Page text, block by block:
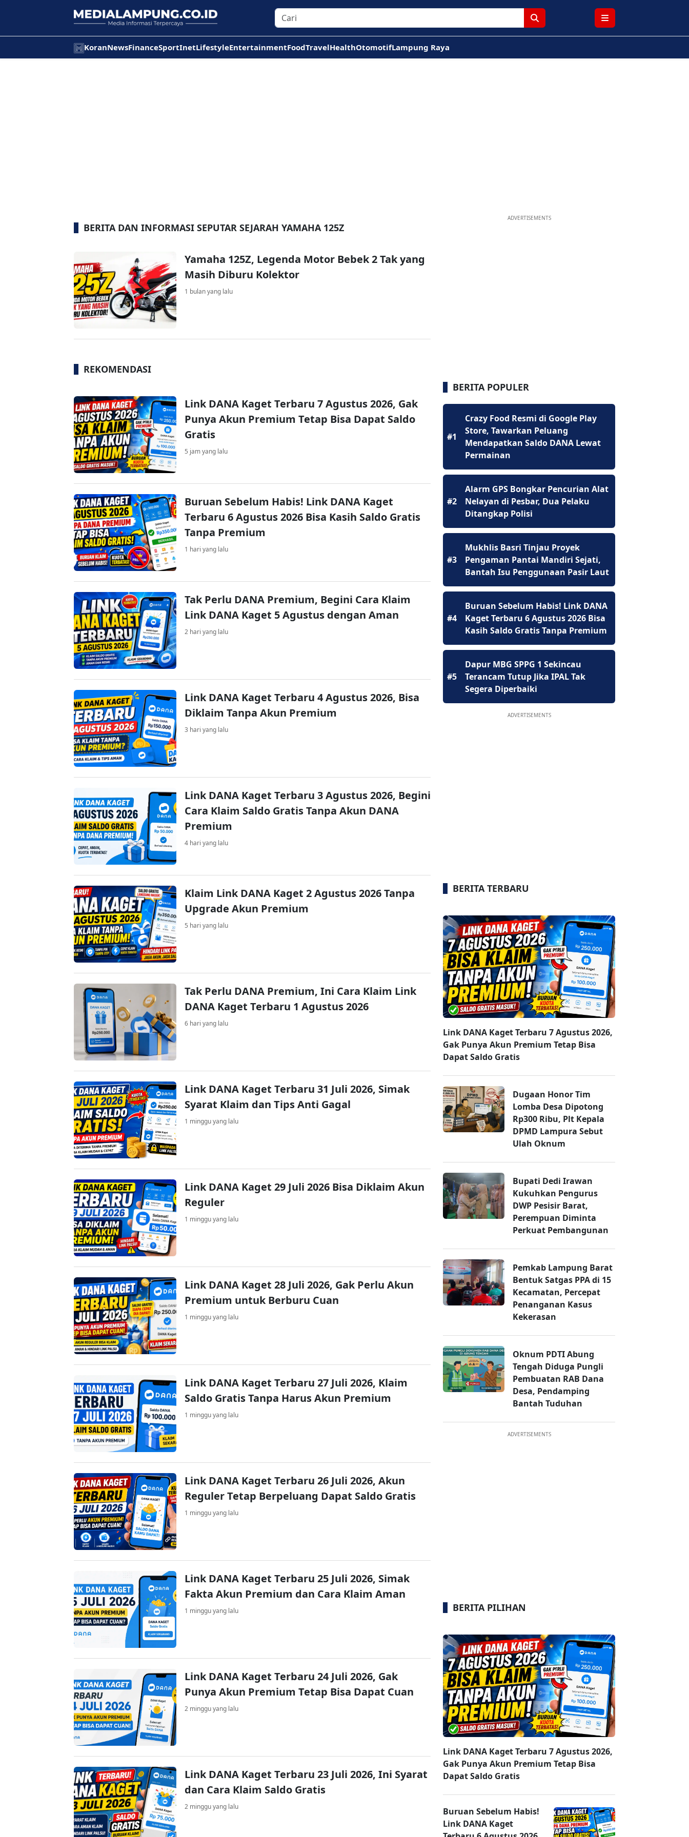
KoranNewsFinanceSportInetLifestyleEntertainmentFoodTravelHealthOtomotifLampung Raya
BERITA DAN INFORMASI SEPUTAR SEJARAH YAMAHA 125Z
Yamaha 125Z, Legenda Motor Bebek 2 Tak yang
Masih Diburu Kolektor
1 bulan yang lalu
REKOMENDASI
Link DANA Kaget Terbaru 7 Agustus 2026, Gak
Punya Akun Premium Tetap Bisa Dapat Saldo
Gratis
5 jam yang lalu
Buruan Sebelum Habis! Link DANA Kaget
Terbaru 6 Agustus 2026 Bisa Kasih Saldo Gratis
Tanpa Premium
1 hari yang lalu
Tak Perlu DANA Premium, Begini Cara Klaim
Link DANA Kaget 5 Agustus dengan Aman
2 hari yang lalu
Link DANA Kaget Terbaru 4 Agustus 2026, Bisa
Diklaim Tanpa Akun Premium
3 hari yang lalu
Link DANA Kaget Terbaru 3 Agustus 2026, Begini
Cara Klaim Saldo Gratis Tanpa Akun DANA
Premium
4 hari yang lalu
Klaim Link DANA Kaget 2 Agustus 2026 Tanpa
Upgrade Akun Premium
5 hari yang lalu
Tak Perlu DANA Premium, Ini Cara Klaim Link
DANA Kaget Terbaru 1 Agustus 2026
6 hari yang lalu
Link DANA Kaget Terbaru 31 Juli 2026, Simak
Syarat Klaim dan Tips Anti Gagal
1 minggu yang lalu
Link DANA Kaget 29 Juli 2026 Bisa Diklaim Akun
Reguler
1 minggu yang lalu
Link DANA Kaget 28 Juli 2026, Gak Perlu Akun
Premium untuk Berburu Cuan
1 minggu yang lalu
Link DANA Kaget Terbaru 27 Juli 2026, Klaim
Saldo Gratis Tanpa Harus Akun Premium
1 minggu yang lalu
Link DANA Kaget Terbaru 26 Juli 2026, Akun
Reguler Tetap Berpeluang Dapat Saldo Gratis
1 minggu yang lalu
Link DANA Kaget Terbaru 25 Juli 2026, Simak
Fakta Akun Premium dan Cara Klaim Aman
1 minggu yang lalu
Link DANA Kaget Terbaru 24 Juli 2026, Gak
Punya Akun Premium Tetap Bisa Dapat Cuan
2 minggu yang lalu
Link DANA Kaget Terbaru 23 Juli 2026, Ini Syarat
dan Cara Klaim Saldo Gratis
2 minggu yang lalu
ADVERTISEMENTS
BERITA POPULER
#1
Crazy Food Resmi di Google Play
Store, Tawarkan Peluang
Mendapatkan Saldo DANA Lewat
Permainan
#2
Alarm GPS Bongkar Pencurian Alat
Nelayan di Pesbar, Dua Pelaku
Ditangkap Polisi
#3
Mukhlis Basri Tinjau Proyek
Pengaman Pantai Mandiri Sejati,
Bantah Isu Penggunaan Pasir Laut
#4
Buruan Sebelum Habis! Link DANA
Kaget Terbaru 6 Agustus 2026 Bisa
Kasih Saldo Gratis Tanpa Premium
#5
Dapur MBG SPPG 1 Sekincau
Terancam Tutup Jika IPAL Tak
Segera Diperbaiki
ADVERTISEMENTS
BERITA TERBARU
Link DANA Kaget Terbaru 7 Agustus 2026,
Gak Punya Akun Premium Tetap Bisa
Dapat Saldo Gratis
Dugaan Honor Tim
Lomba Desa Dipotong
Rp300 Ribu, Plt Kepala
DPMD Lampura Sebut
Ulah Oknum
Bupati Dedi Irawan
Kukuhkan Pengurus
DWP Pesisir Barat,
Perempuan Diminta
Perkuat Pembangunan
Pemkab Lampung Barat
Bentuk Satgas PPA di 15
Kecamatan, Percepat
Penanganan Kasus
Kekerasan
Oknum PDTI Abung
Tengah Diduga Pungli
Pembuatan RAB Dana
Desa, Pendamping
Bantah Tuduhan
ADVERTISEMENTS
BERITA PILIHAN
Link DANA Kaget Terbaru 7 Agustus 2026,
Gak Punya Akun Premium Tetap Bisa
Dapat Saldo Gratis
Buruan Sebelum Habis!
Link DANA Kaget